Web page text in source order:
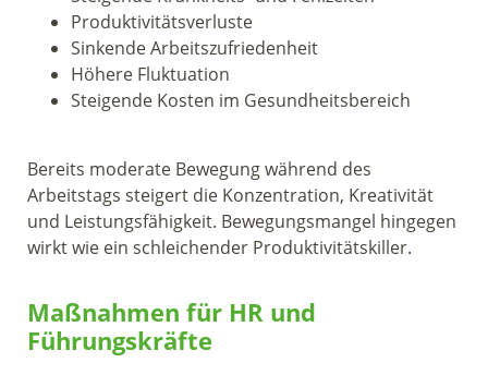
Produktivitätsverluste
Sinkende Arbeitszufriedenheit
Höhere Fluktuation
Steigende Kosten im Gesundheitsbereich
Bereits moderate Bewegung während des
Arbeitstags steigert die Konzentration, Kreativität
und Leistungsfähigkeit. Bewegungsmangel hingegen
wirkt wie ein schleichender Produktivitätskiller.
Maßnahmen für HR und
Führungskräfte